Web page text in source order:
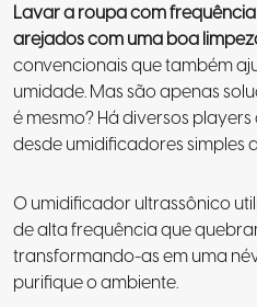
Lavar a roupa com
arejados com uma boa
convencionais que também
umidade. Mas são apenas
é mesmo? Há diversos
desde umidificadores simples
O umidificador ultrassônico
de alta frequência que
transformando-as em uma
purifique o ambiente.